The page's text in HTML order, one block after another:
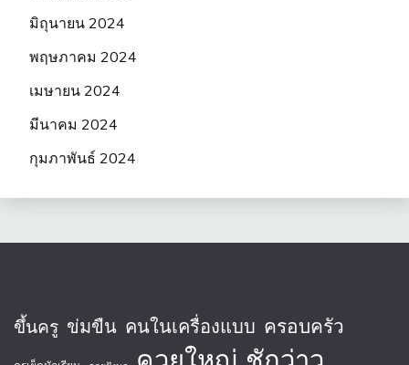
มิถุนายน 2024
พฤษภาคม 2024
เมษายน 2024
มีนาคม 2024
กุมภาพันธ์ 2024
ขึ้นครู ข่มขืน คนในเครื่องแบบ ครอบครัว